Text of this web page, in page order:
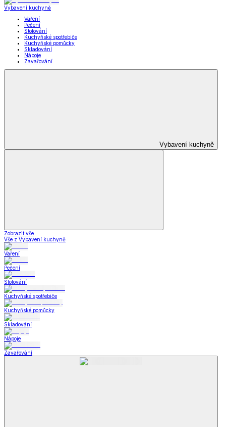
Vybavení kuchyně
Vaření
Pečení
Stolování
Kuchyňské spotřebiče
Kuchyňské pomůcky
Skladování
Nápoje
Zavařování
Vybavení kuchyně
Zobrazit vše
Vše z Vybavení kuchyně
Vaření
Pečení
Stolování
Kuchyňské spotřebiče
Kuchyňské pomůcky
Skladování
Nápoje
Zavařování